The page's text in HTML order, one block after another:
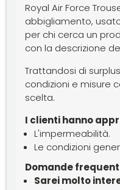
Royal Air Force
abbigliamento,
per chi cerca un
con la descrizione
Trattandosi di
condizioni e misure
scelta.
I clienti hanno
L'impermeabilità.
Le condizioni
Domande
Sarei molto